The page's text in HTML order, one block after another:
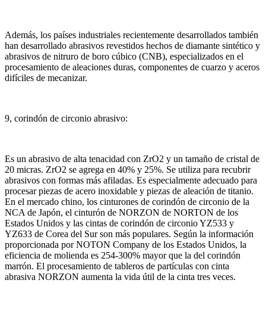
Además, los países industriales recientemente desarrollados también
han desarrollado abrasivos revestidos hechos de diamante sintético y
abrasivos de nitruro de boro cúbico (CNB), especializados en el
procesamiento de aleaciones duras, componentes de cuarzo y aceros
difíciles de mecanizar.
9, corindón de circonio abrasivo:
Es un abrasivo de alta tenacidad con ZrO2 y un tamaño de cristal de
20 micras. ZrO2 se agrega en 40% y 25%. Se utiliza para recubrir
abrasivos con formas más afiladas. Es especialmente adecuado para
procesar piezas de acero inoxidable y piezas de aleación de titanio.
En el mercado chino, los cinturones de corindón de circonio de la
NCA de Japón, el cinturón de NORZON de NORTON de los
Estados Unidos y las cintas de corindón de circonio YZ533 y
YZ633 de Corea del Sur son más populares. Según la información
proporcionada por NOTON Company de los Estados Unidos, la
eficiencia de molienda es 254-300% mayor que la del corindón
marrón. El procesamiento de tableros de partículas con cinta
abrasiva NORZON aumenta la vida útil de la cinta tres veces.